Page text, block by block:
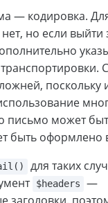
— кодировка.
но если выйти
поскольку
письмо может
быть оформлено
для таких
$headers
—